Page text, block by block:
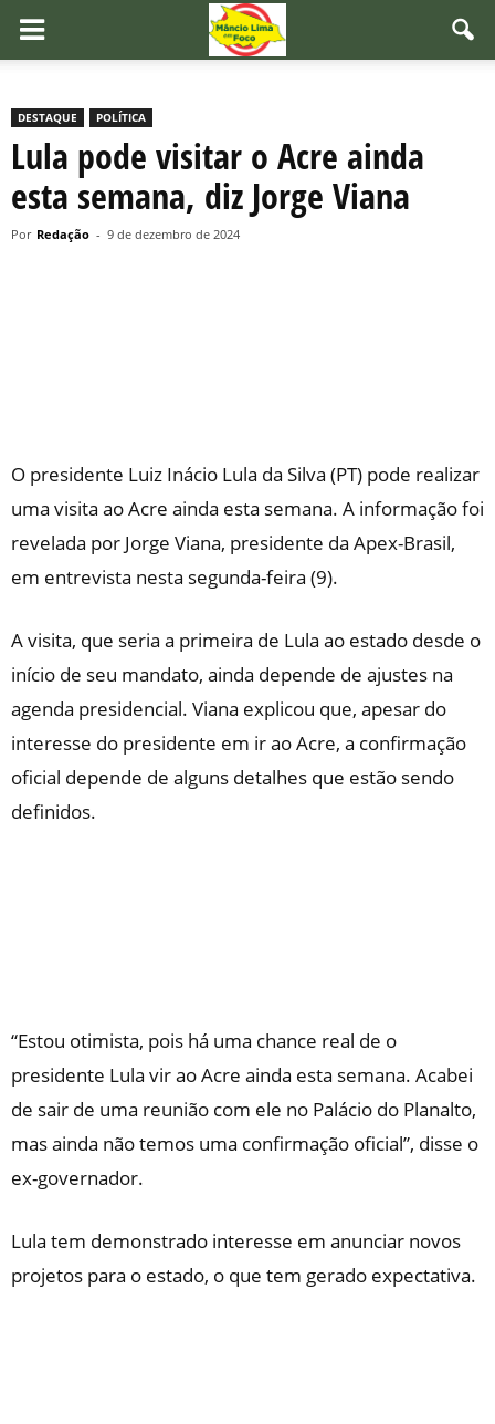
DESTAQUE POLÍTICA
Lula pode visitar o Acre ainda
esta semana, diz Jorge Viana
Por Redação - 9 de dezembro de 2024
O presidente Luiz Inácio Lula da Silva (PT) pode realizar
uma visita ao Acre ainda esta semana. A informação foi
revelada por Jorge Viana, presidente da Apex-Brasil,
em entrevista nesta segunda-feira (9).
A visita, que seria a primeira de Lula ao estado desde o
início de seu mandato, ainda depende de ajustes na
agenda presidencial. Viana explicou que, apesar do
interesse do presidente em ir ao Acre, a confirmação
oficial depende de alguns detalhes que estão sendo
definidos.
“Estou otimista, pois há uma chance real de o
presidente Lula vir ao Acre ainda esta semana. Acabei
de sair de uma reunião com ele no Palácio do Planalto,
mas ainda não temos uma confirmação oficial”, disse o
ex-governador.
Lula tem demonstrado interesse em anunciar novos
projetos para o estado, o que tem gerado expectativa.